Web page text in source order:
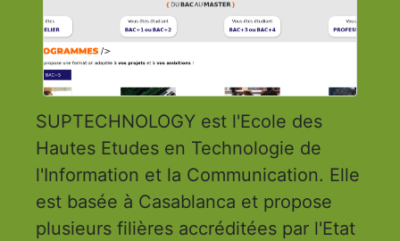
SUPTECHNOLOGY est l'Ecole des
Hautes Etudes en Technologie de
l'Information et la Communication. Elle
est basée à Casablanca et propose
plusieurs filières accréditées par l'Etat